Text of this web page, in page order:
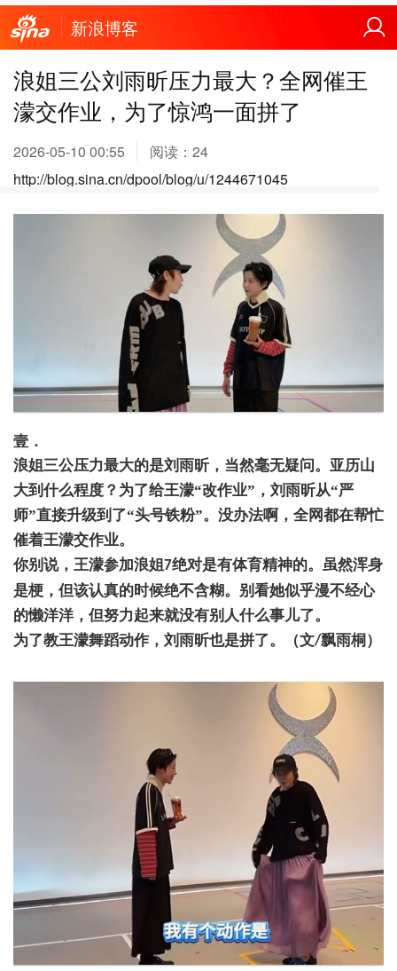
新浪博客
浪姐三公刘雨昕压力最大？全网催王
濛交作业，为了惊鸿一面拼了
2026-05-10 00:55 阅读： 24
http://blog.sina.cn/dpool/blog/u/1244671045
壹．
浪姐三公压力最大的是刘雨昕，当然毫无疑问。亚历山
大到什么程度？为了给王濛“改作业”，刘雨昕从“严
师”直接升级到了“头号铁粉”。没办法啊，全网都在帮忙
催着王濛交作业。
你别说，王濛参加浪姐7绝对是有体育精神的。虽然浑身
是梗，但该认真的时候绝不含糊。别看她似乎漫不经心
的懒洋洋，但努力起来就没有别人什么事儿了。
为了教王濛舞蹈动作，刘雨昕也是拼了。（文/飘雨桐）